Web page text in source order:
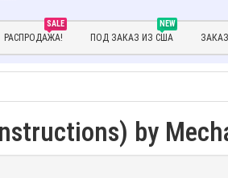
SALE
РАСПРОДАЖА!
NEW
ПОД ЗАКАЗ ИЗ США ЗАКАЗ
by